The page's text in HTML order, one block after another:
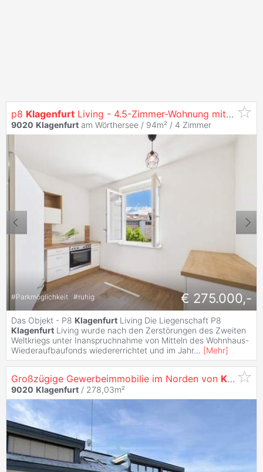
p8 Klagenfurt Living - 4.5-Zimmer-Wohnung mit Klare Raumaufteilung in Zentraler Innenstadtlage
9020 Klagenfurt am Wörthersee / 94m² / 4 Zimmer
#Parkmöglichkeit #ruhig € 275.000,-
Das Objekt - P8 Klagenfurt Living Die Liegenschaft P8
Klagenfurt Living wurde nach den Zerstörungen des Zweiten
Weltkriegs unter Inanspruchnahme von Mitteln des Wohnhaus-
Wiederaufbaufonds wiedererrichtet und im Jahr... [Mehr]
Großzügige Gewerbeimmobilie im Norden von Klagenfurt
9020 Klagenfurt / 278,03m²